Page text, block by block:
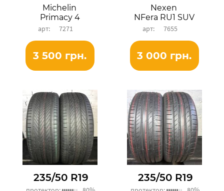
Michelin
Primacy 4
7271
3 500 грн.
Nexen
NFera RU1 SUV
7655
3 000 грн.
235/50 R19 235/50 R19